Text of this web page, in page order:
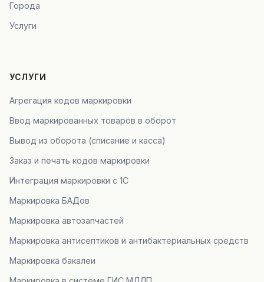
Города
Услуги
УСЛУГИ
Агрегация кодов маркировки
Ввод маркированных товаров в оборот
Вывод из оборота (списание и касса)
Заказ и печать кодов маркировки
Интеграция маркировки с 1С
Маркировка БАДов
Маркировка автозапчастей
Маркировка антисептиков и антибактериальных средств
Маркировка бакалеи